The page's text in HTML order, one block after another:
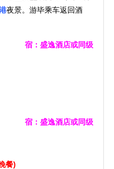
夜景。游毕乘车返回酒
宿：盛逸酒店或同级
宿：盛逸酒店或同级
餐)